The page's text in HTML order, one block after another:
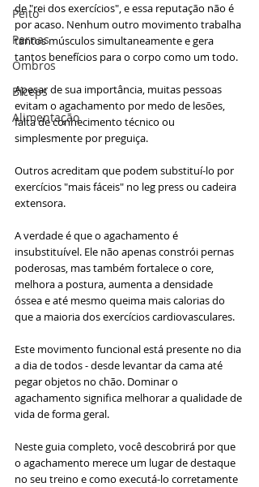
Peito
Pernas
Ombros
Bíceps
Alimentação
de "rei dos exercícios", e essa reputação não é
por acaso. Nenhum outro movimento trabalha
tantos músculos simultaneamente e gera
tantos benefícios para o corpo como um todo.
Apesar de sua importância, muitas pessoas
evitam o agachamento por medo de lesões,
falta de conhecimento técnico ou
simplesmente por preguiça.
Outros acreditam que podem substituí-lo por
exercícios "mais fáceis" no leg press ou cadeira
extensora.
A verdade é que o agachamento é
insubstituível. Ele não apenas constrói pernas
poderosas, mas também fortalece o core,
melhora a postura, aumenta a densidade
óssea e até mesmo queima mais calorias do
que a maioria dos exercícios cardiovasculares.
Este movimento funcional está presente no dia
a dia de todos - desde levantar da cama até
pegar objetos no chão. Dominar o
agachamento significa melhorar a qualidade de
vida de forma geral.
Neste guia completo, você descobrirá por que
o agachamento merece um lugar de destaque
no seu treino e como executá-lo corretamente